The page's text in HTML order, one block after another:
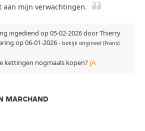
aan mijn verwachtingen.
ingediend op 05-02-2026 door Thierry
op 06-01-2026- bekijk origineel (Frans)
kettingen nogmaals kopen? JA
MARCHAND